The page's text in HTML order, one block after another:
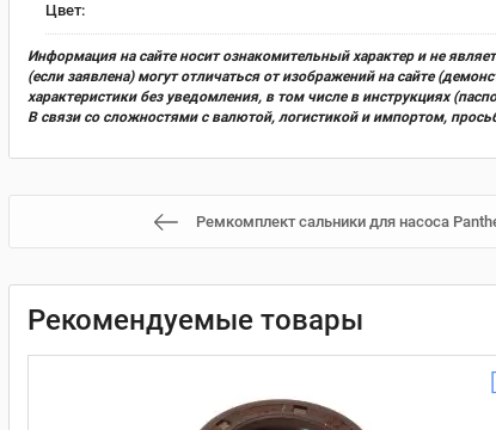
Цвет:
Информация на сайте носит ознакомительный характер и не
(если заявлена) могут отличаться от изображений на сайте
характеристики без уведомления, в том числе в инструкциях
В связи со сложностями с валютой, логистикой и импортом,
Ремкомплект сальники для насоса
Рекомендуемые товары